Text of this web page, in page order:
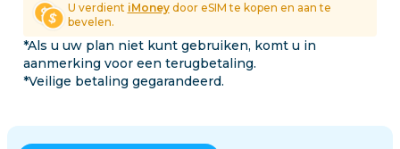
U verdient iMoneydoor eSIM te kopen en aan te
bevelen.
*Als u uw plan niet kunt gebruiken, komt u in
aanmerking voor een terugbetaling.
*Veilige betaling gegarandeerd.